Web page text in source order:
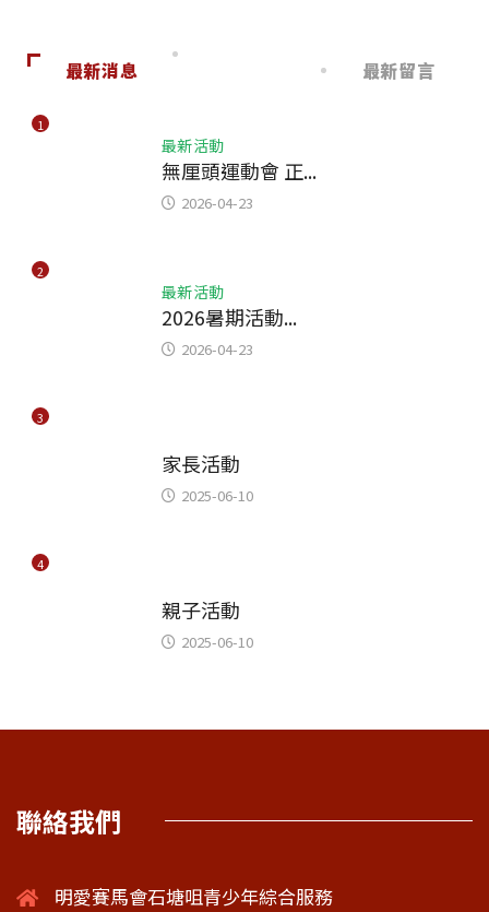
最新消息 最新留言
1
最新活動
無厘頭運動會 正...
2026-04-23
2
最新活動
2026暑期活動...
2026-04-23
3
家長活動
2025-06-10
4
親子活動
2025-06-10
聯絡我們
明愛賽馬會石塘咀青少年綜合服務